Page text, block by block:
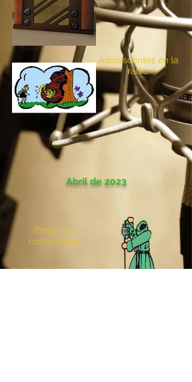
Adolescentes en la
radio
Abril de 2023
Emisoras
comerciales